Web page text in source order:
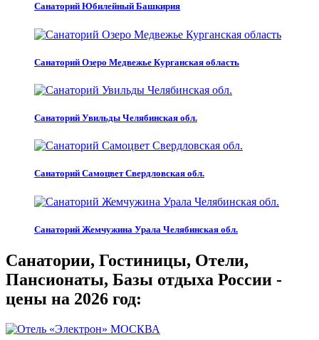
Санаторий Юбилейный Башкирия
Санаторий Озеро Медвежье Курганская область
Санаторий Увильды Челябинская обл.
Санаторий Самоцвет Свердловская обл.
Санаторий Жемчужина Урала Челябинская обл.
Санатории, Гостиницы, Отели,
Пансионаты, Базы отдыха России -
цены на 2026 год: